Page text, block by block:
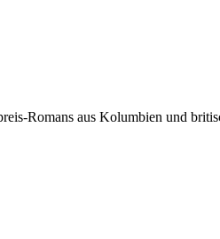
Romans aus Kolumbien und